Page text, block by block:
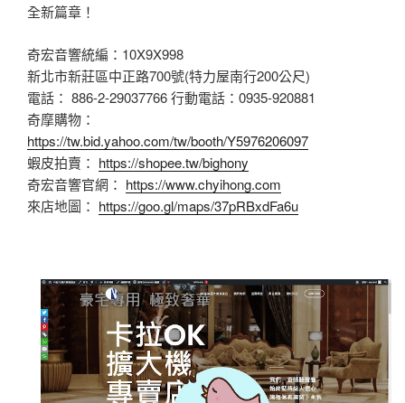
全新篇章！
奇宏音響統編：10X9X998
新北市新莊區中正路700號(特力屋南行200公尺)
電話： 886-2-29037766 行動電話：0935-920881
奇摩購物：
https://tw.bid.yahoo.com/tw/booth/Y5976206097
蝦皮拍賣： https://shopee.tw/bighony
奇宏音響官網： https://www.chyihong.com
來店地圖： https://goo.gl/maps/37pRBxdFa6u